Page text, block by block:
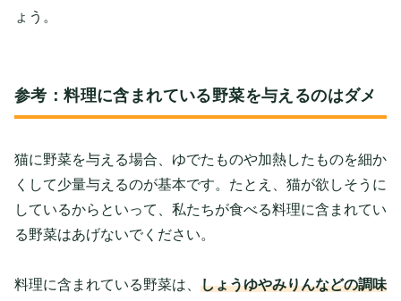
ょう。
参考：料理に含まれている野菜を与えるのはダメ
猫に野菜を与える場合、ゆでたものや加熱したものを細か
くして少量与えるのが基本です。たとえ、猫が欲しそうに
しているからといって、私たちが食べる料理に含まれてい
る野菜はあげないでください。
料理に含まれている野菜は、 しょうゆやみりんなどの調味